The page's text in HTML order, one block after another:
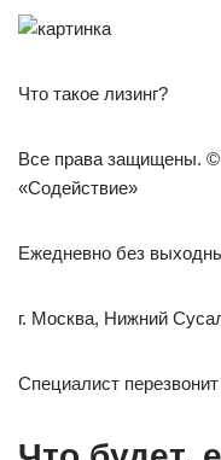
Что такое лизинг?
Все права защищены.
«Содействие»
Ежедневно без
г. Москва, Нижний
Cпециалист